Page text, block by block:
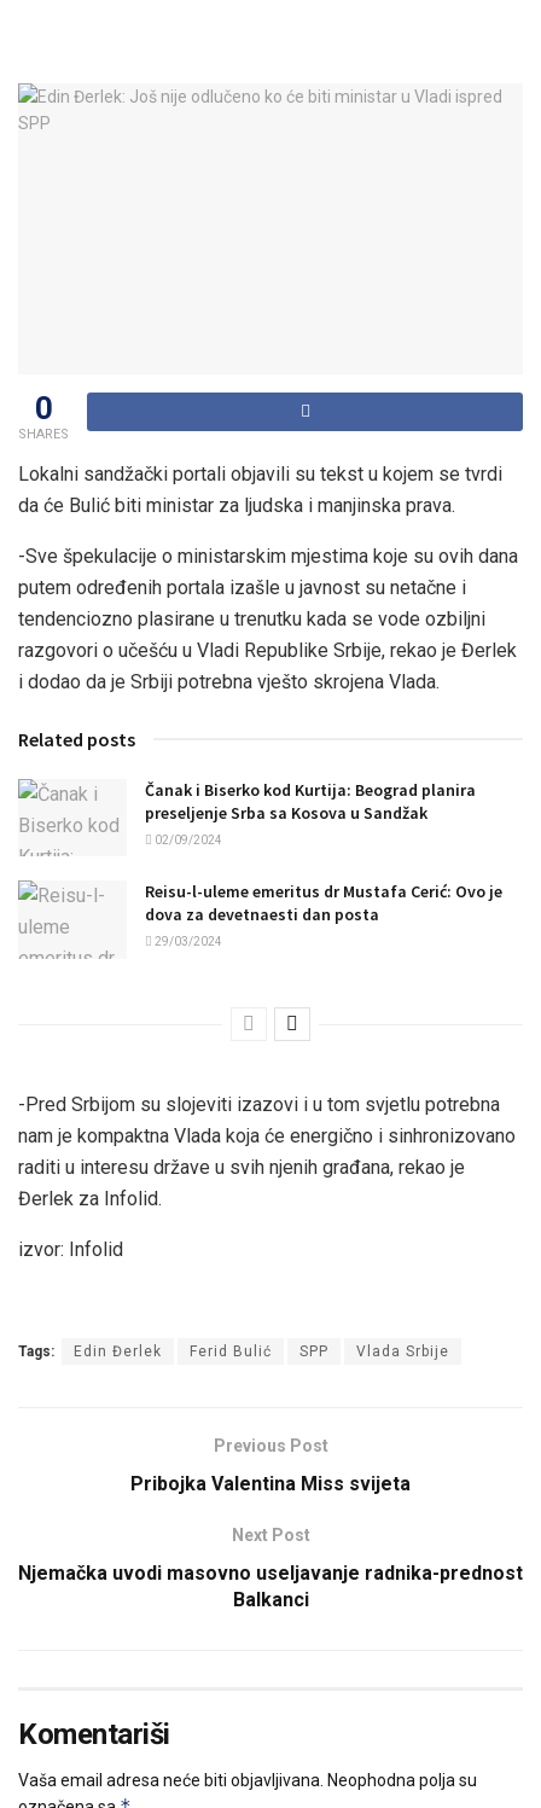
0
SHARES
Lokalni sandžački portali objavili su tekst u kojem se tvrdi
da će Bulić biti ministar za ljudska i manjinska prava.
-Sve špekulacije o ministarskim mjestima koje su ovih dana
putem određenih portala izašle u javnost su netačne i
tendenciozno plasirane u trenutku kada se vode ozbiljni
razgovori o učešću u Vladi Republike Srbije, rekao je Đerlek
i dodao da je Srbiji potrebna vješto skrojena Vlada.
Related posts
Čanak i Biserko kod Kurtija: Beograd planira
preseljenje Srba sa Kosova u Sandžak
02/09/2024
Reisu-l-uleme emeritus dr Mustafa Cerić: Ovo je
dova za devetnaesti dan posta
29/03/2024
-Pred Srbijom su slojeviti izazovi i u tom svjetlu potrebna
nam je kompaktna Vlada koja će energično i sinhronizovano
raditi u interesu države u svih njenih građana, rekao je
Đerlek za Infolid.
izvor: Infolid
Tags: Edin Đerlek Ferid Bulić SPP Vlada Srbije
Previous Post
Pribojka Valentina Miss svijeta
Next Post
Njemačka uvodi masovno useljavanje radnika-prednost
Balkanci
Komentariši
Vaša email adresa neće biti objavljivana. Neophodna polja su